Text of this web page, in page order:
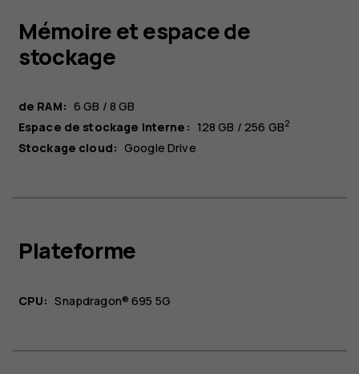
Mémoire et espace de
stockage
de RAM: 6 GB / 8 GB
Espace de stockage interne: 128 GB / 256 GB2
Stockage cloud: Google Drive
Plateforme
CPU: Snapdragon® 695 5G